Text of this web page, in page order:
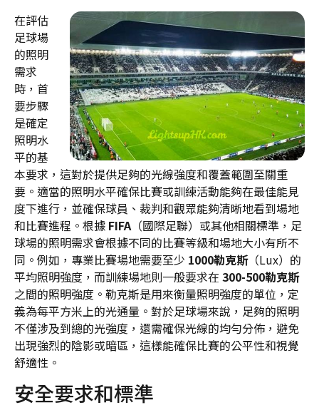
在評估
足球場
的照明
需求
時，首
要步驟
是確定
照明水
平的基
本要求，這對於提供足夠的光線強度和覆蓋範圍至關重
要。適當的照明水平確保比賽或訓練活動能夠在最佳能見
度下進行，並確保球員、裁判和觀眾能夠清晰地看到場地
和比賽進程。根據 FIFA（國際足聯）或其他相關標準，足
球場的照明需求會根據不同的比賽等級和場地大小有所不
同。例如，專業比賽場地需要至少 1000勒克斯（Lux）的
平均照明強度，而訓練場地則一般要求在 300-500勒克斯
之間的照明強度。勒克斯是用來衡量照明強度的單位，定
義為每平方米上的光通量。對於足球場來說，足夠的照明
不僅涉及到總的光強度，還需確保光線的均勻分佈，避免
出現強烈的陰影或暗區，這樣能確保比賽的公平性和視覺
舒適性。
安全要求和標準